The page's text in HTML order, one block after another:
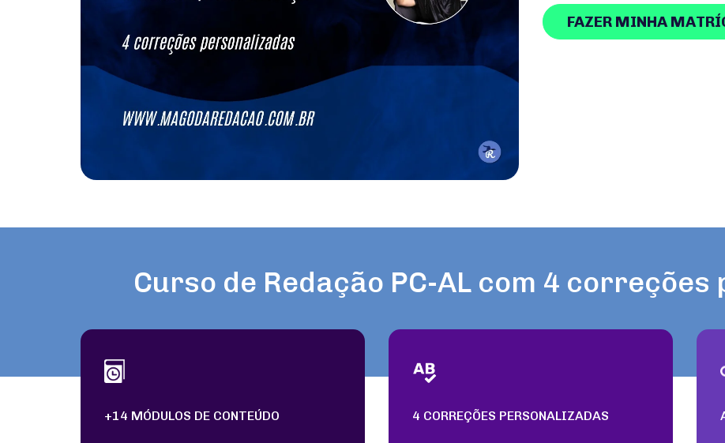
FAZER MINHA
Curso de Redação PC-AL com 4
+14 MÓDULOS DE CONTEÚDO 4 CORREÇÕES PERSONALIZADAS